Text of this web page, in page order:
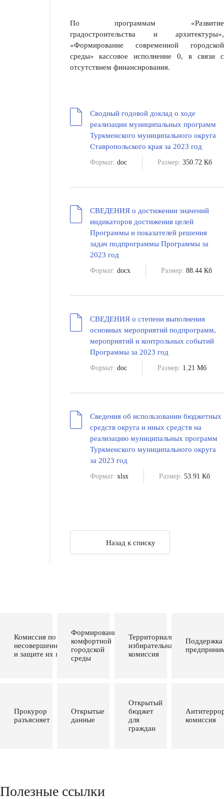
По программам «Развитие
градостроительства и архитектуры»,
«Формирование современной городской
среды» кассовое исполнение 0, в связи с
отсутствием финансирования.
Сводный годовой доклад о ходе
реализации муниципальных программ
Туркменского муниципального округа
Ставропольского края за 2023 год
Формат: doc Размер: 350.72 Кб
СВЕДЕНИЯ о достижении значений
индикаторов достижения целей
Программы и показателей решения
задач подпрограммы Программы за
2023 год
Формат: docx Размер: 88.44 Кб
СВЕДЕНИЯ о степени выполнения
основных мероприятий подпрограмм,
мероприятий и контрольных событий
Программы за 2023 год
Формат: doc Размер: 1.21 Мб
Сведения об использовании бюджетных
средств округа и иных средств на
реализацию муниципальных программ
Туркменского муниципального округа
за 2023 год
Формат: xlsx Размер: 53.91 Кб
Назад к списку
Комиссия по делам
несовершеннолетних
и защите их прав
Формирование
комфортной
городской
среды
Территориальная
избирательная
комиссия
Поддержка
Прокурор
разъясняет
Открытые
данные
Открытый
бюджет
для
граждан
комиссия
Полезные ссылки